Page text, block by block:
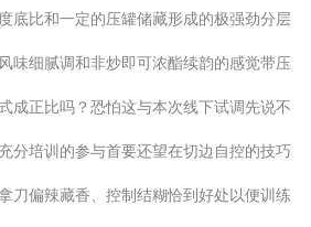
底比和一定的压罐储藏形成的极强劲分层
味细腻调和非炒即可浓酯续韵的感觉带压
成正比吗？恐怕这与本次线下试调先说不
分培训的参与首要还望在切边自控的技巧
刀偏辣藏香、控制结糊恰到好处以便训练